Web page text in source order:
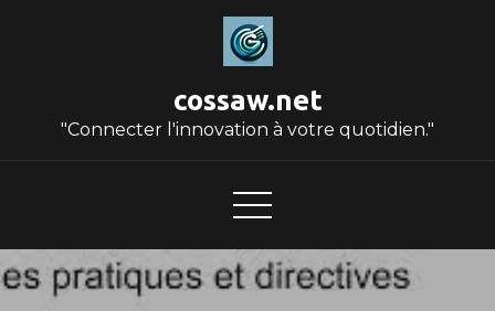
cossaw.net
"Connecter l'innovation à votre quotidien."